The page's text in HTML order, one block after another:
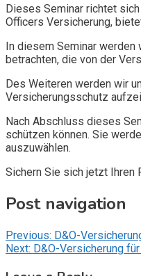
Dieses Seminar richtet
Officers Versicherung,
In diesem Seminar werden
betrachten, die von der
Des Weiteren werden wir
Versicherungsschutz
Nach Abschluss dieses
schützen können. Sie
auszuwählen.
Sichern Sie sich jetzt Ihren
Post navigation
Previous: D&O-
Next: D&O-Versicherung